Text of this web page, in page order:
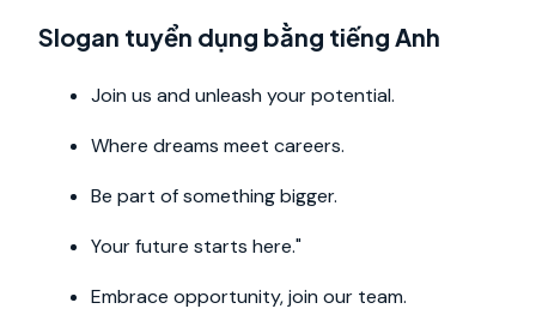
Slogan tuyển dụng bằng tiếng Anh
Join us and unleash your potential.
Where dreams meet careers.
Be part of something bigger.
Your future starts here."
Embrace opportunity, join our team.